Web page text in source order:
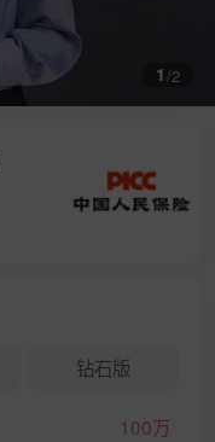
1/2
钻石版
100万